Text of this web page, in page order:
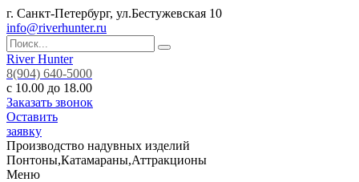
г. Санкт-Петербург, ул.Бестужевская 10
info@riverhunter.ru
River Hunter
8(904) 640-5000
с 10.00 до 18.00
Заказать звонок
Оставить
заявку
Производство надувных изделий
Понтоны,Катамараны,Аттракционы
Меню